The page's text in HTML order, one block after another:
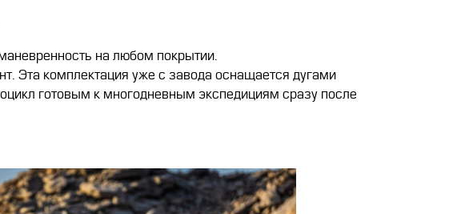
на любом покрытии.
Эта комплектация уже с завода оснащается дугами
готовым к многодневным экспедициям сразу после